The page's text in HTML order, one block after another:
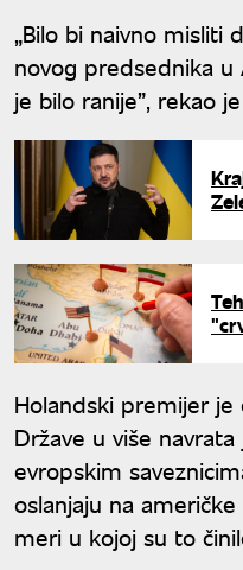
„Bilo bi naivno misliti
novog predsednika
je bilo ranije”, rekao
Holandski premijer je
Države u više
evropskim
oslanjaju na
meri u kojoj su to